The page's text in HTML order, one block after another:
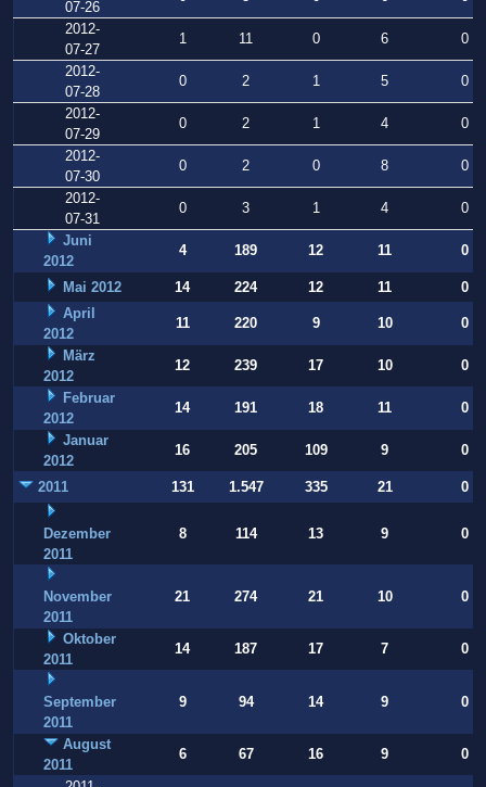
07-26
2012-
07-27
1 11 0 6
0
2012-
07-28
0 2 1 5
0
2012-
07-29
0 2 1 4
0
2012-
07-30
0 2 0 8
0
2012-
07-31
0 3 1 4
0
Juni
2012
4 189 12 11 0
Mai 2012 14 224 12 11
0
April
2012
11 220 9 10
0
März
2012
12 239 17 10
0
Februar
2012
14 191 18 11
0
Januar
2012
16 205 109 9 0
2011 131 1.547 335 21 0
Dezember
2011
8 114 13 9 0
November
2011
21 274 21 10 0
Oktober
2011
14 187 17 7 0
September
2011
9 94 14 9 0
August
2011
6 67 16 9
0